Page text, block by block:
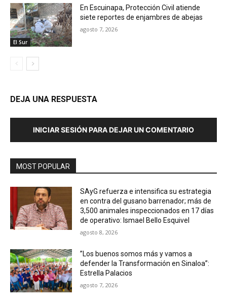
El Sur
En Escuinapa, Protección Civil atiende
siete reportes de enjambres de abejas
agosto 7, 2026
DEJA UNA RESPUESTA
INICIAR SESIÓN PARA DEJAR UN COMENTARIO
MOST POPULAR
SAyG refuerza e intensifica su estrategia
en contra del gusano barrenador; más de
3,500 animales inspeccionados en 17 días
de operativo: Ismael Bello Esquivel
agosto 8, 2026
”Los buenos somos más y vamos a
defender la Transformación en Sinaloa”:
Estrella Palacios
agosto 7, 2026